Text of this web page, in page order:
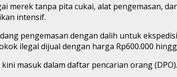
tanpa pita cukai, alat pengemasan,
intensif.
pengemasan dengan dalih untuk
ilegal dijual dengan harga Rp600.000
masuk dalam daftar pencarian orang (DPO).